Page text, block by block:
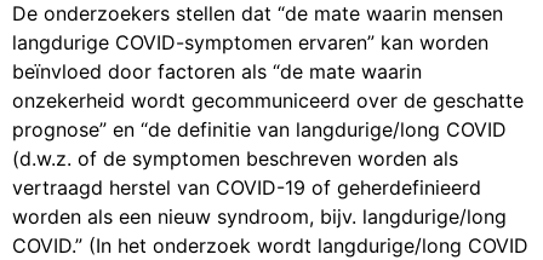
De onderzoekers stellen dat “de mate waarin mensen
langdurige COVID-symptomen ervaren” kan worden
beïnvloed door factoren als “de mate waarin
onzekerheid wordt gecommuniceerd over de geschatte
prognose” en “de definitie van langdurige/long COVID
(d.w.z. of de symptomen beschreven worden als
vertraagd herstel van COVID-19 of geherdefinieerd
worden als een nieuw syndroom, bijv. langdurige/long
COVID.” (In het onderzoek wordt langdurige/long COVID